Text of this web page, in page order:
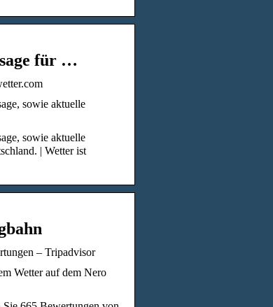
für …
sowie aktuelle
sowie aktuelle
| Wetter ist
– Tripadvisor
Wetter auf dem Nero